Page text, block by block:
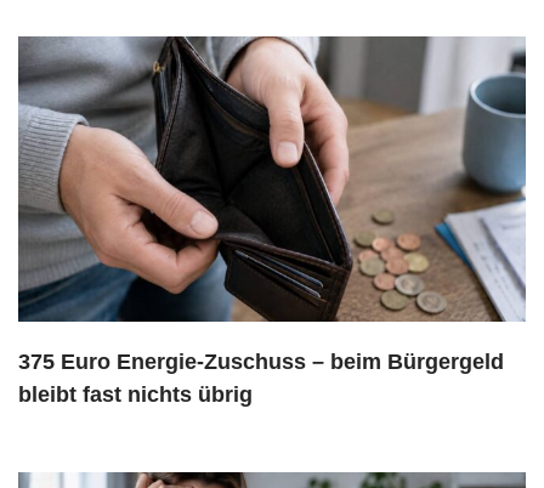
375 Euro Energie-Zuschuss – beim Bürgergeld
bleibt fast nichts übrig